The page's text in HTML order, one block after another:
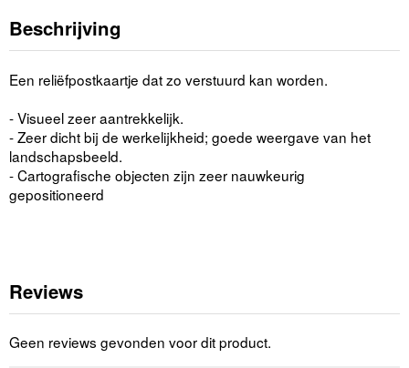
Beschrijving
Een reliëfpostkaartje dat zo verstuurd kan worden.
- Visueel zeer aantrekkelijk.
- Zeer dicht bij de werkelijkheid; goede weergave van het
landschapsbeeld.
- Cartografische objecten zijn zeer nauwkeurig
gepositioneerd
Reviews
Geen reviews gevonden voor dit product.